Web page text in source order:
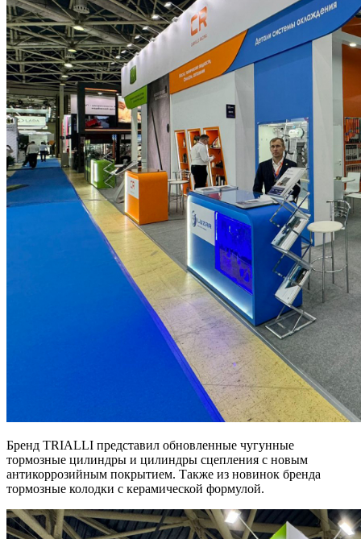
Бренд TRIALLI представил обновленные чугунные
тормозные цилиндры и цилиндры сцепления с новым
антикоррозийным покрытием. Также из новинок бренда
тормозные колодки с керамической формулой.